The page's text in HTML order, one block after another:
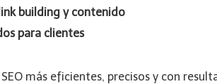
building y contenido
para clientes
más eficientes, precisos y con